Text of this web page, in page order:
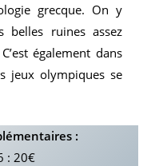
grecque. On y
belles ruines assez
également dans
jeux olympiques se
:
: 20€